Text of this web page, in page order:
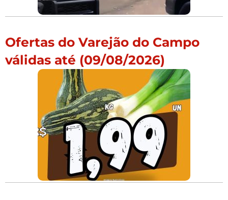
Ofertas do Varejão do Campo
válidas até (09/08/2026)